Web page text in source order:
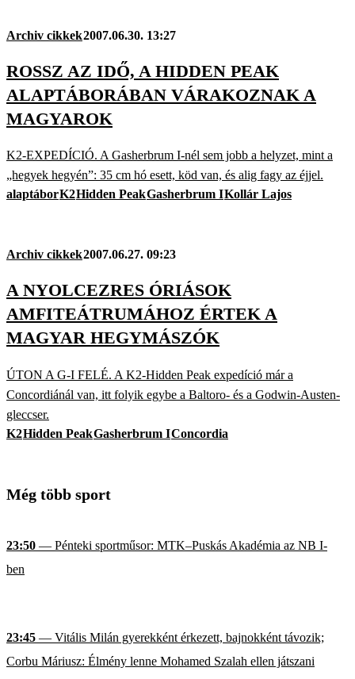
Archiv cikkek2007.06.30. 13:27
ROSSZ AZ IDŐ, A HIDDEN PEAK
ALAPTÁBORÁBAN VÁRAKOZNAK A
MAGYAROK
K2-EXPEDÍCIÓ. A Gasherbrum I-nél sem jobb a helyzet, mint a
„hegyek hegyén”: 35 cm hó esett, köd van, és alig fagy az éjjel.
alaptáborK2Hidden PeakGasherbrum IKollár Lajos
Archiv cikkek2007.06.27. 09:23
A NYOLCEZRES ÓRIÁSOK
AMFITEÁTRUMÁHOZ ÉRTEK A
MAGYAR HEGYMÁSZÓK
ÚTON A G-I FELÉ. A K2-Hidden Peak expedíció már a
Concordiánál van, itt folyik egybe a Baltoro- és a Godwin-Austen-
gleccser.
K2Hidden PeakGasherbrum IConcordia
Még több sport
23:50 — Pénteki sportműsor: MTK–Puskás Akadémia az NB I-
ben
23:45 — Vitális Milán gyerekként érkezett, bajnokként távozik;
Corbu Máriusz: Élmény lenne Mohamed Szalah ellen játszani